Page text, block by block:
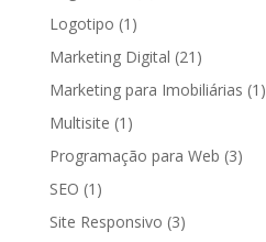
Logotipo (1)
Marketing Digital (21)
Marketing para Imobiliárias (1)
Multisite (1)
Programação para Web (3)
SEO (1)
Site Responsivo (3)